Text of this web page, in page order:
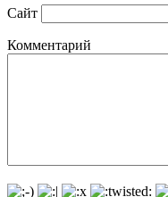
Сайт
Комментарий